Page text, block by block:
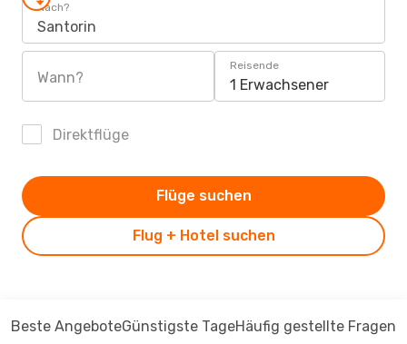
Nach?
Santorin
Wann?
Reisende
1 Erwachsener
Direktflüge
Flug + Hotel suchen
Flüge suchen
Beste AngeboteGünstigste TageHäufig gestellte Fragen